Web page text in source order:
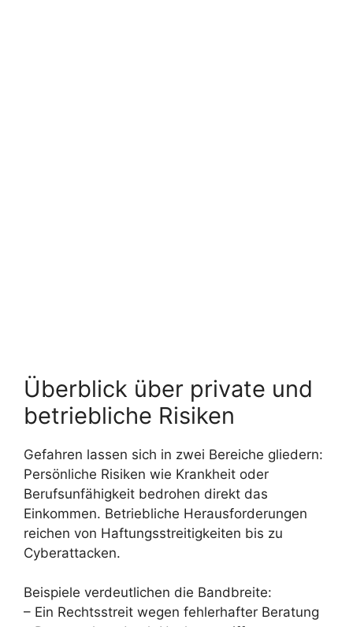
Überblick über private und
betriebliche Risiken
Gefahren lassen sich in zwei Bereiche gliedern:
Persönliche Risiken wie Krankheit oder
Berufsunfähigkeit bedrohen direkt das
Einkommen. Betriebliche Herausforderungen
reichen von Haftungsstreitigkeiten bis zu
Cyberattacken.
Beispiele verdeutlichen die Bandbreite:
– Ein Rechtsstreit wegen fehlerhafter Beratung